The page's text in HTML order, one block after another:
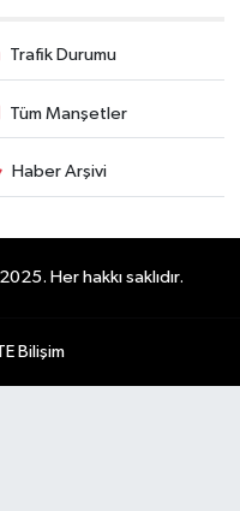
Trafik Durumu
Tüm Manşetler
Haber Arşivi
Her hakkı saklıdır.
Bilişim